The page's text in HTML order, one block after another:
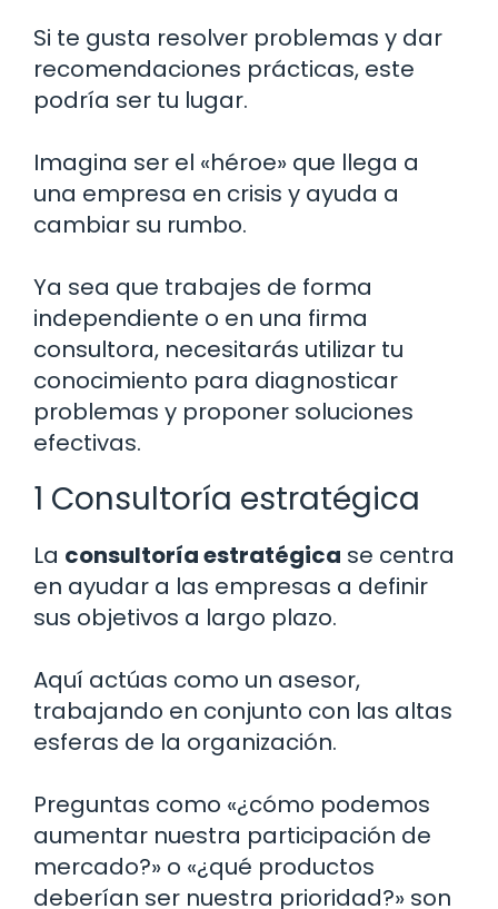
Si te gusta resolver problemas y dar
recomendaciones prácticas, este
podría ser tu lugar.
Imagina ser el «héroe» que llega a
una empresa en crisis y ayuda a
cambiar su rumbo.
Ya sea que trabajes de forma
independiente o en una firma
consultora, necesitarás utilizar tu
conocimiento para diagnosticar
problemas y proponer soluciones
efectivas.
1 Consultoría estratégica
La consultoría estratégica se centra
en ayudar a las empresas a definir
sus objetivos a largo plazo.
Aquí actúas como un asesor,
trabajando en conjunto con las altas
esferas de la organización.
Preguntas como «¿cómo podemos
aumentar nuestra participación de
mercado?» o «¿qué productos
deberían ser nuestra prioridad?» son